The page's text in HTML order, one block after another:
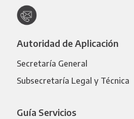
Autoridad de Aplicación
Secretaría General
Subsecretaría Legal y Técnica
Guía Servicios